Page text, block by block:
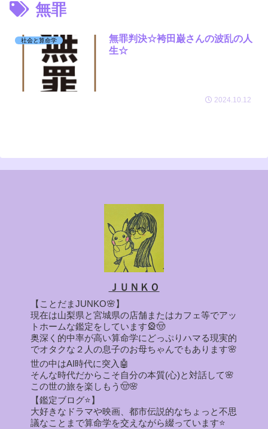
無罪
社会と算命学
無罪判決☆袴田巌さんの波乱の人
生☆
2024.10.12
ＪＵＮＫＯ
【ことだまJUNKO🌸】
現在は山梨県と宮城県の店舗またはカフェ等でアッ
トホームな鑑定をしています🎡🤠
奥深く的中率が高い算命学にどっぷりハマる現実的
でオタクな２人の息子のお母ちゃんでもあります🌸
世の中はAI時代に突入🤖
そんな時代だからこそ自分の本質(心)と対話して🌸
この世の旅を楽しもう🤠🌸
【鑑定ブログ⭐】
大好きなドラマや映画、都市伝説的なちょっと不思
議なことまで算命学を交えながら綴っています⭐